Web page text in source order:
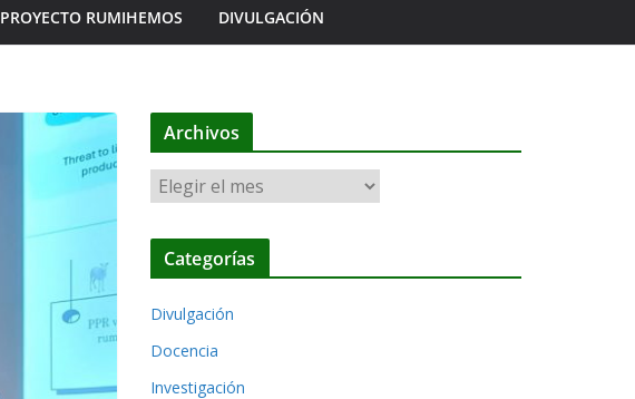
PROYECTO RUMIHEMOS DIVULGACIÓN
Archivos
r
c
v
o
Categorías
Divulgación
Docencia
Investigación